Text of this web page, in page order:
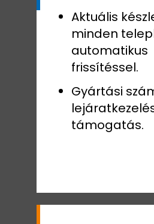
Aktuális
minden
automatikus
frissítéssel.
Gyártási
támogatás.